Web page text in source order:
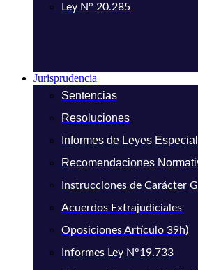
Ley N° 20.285
Jurisprudencia
Sentencias
Resoluciones
Informes de Leyes
Recomendaciones
Instrucciones de Carácter
Acuerdos Extrajudiciales
Oposiciones Artículo 39h)
Informes Ley N°19.733